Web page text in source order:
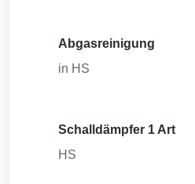
Abgasreinigung
in HS
Schalldämpfer 1 Art
HS